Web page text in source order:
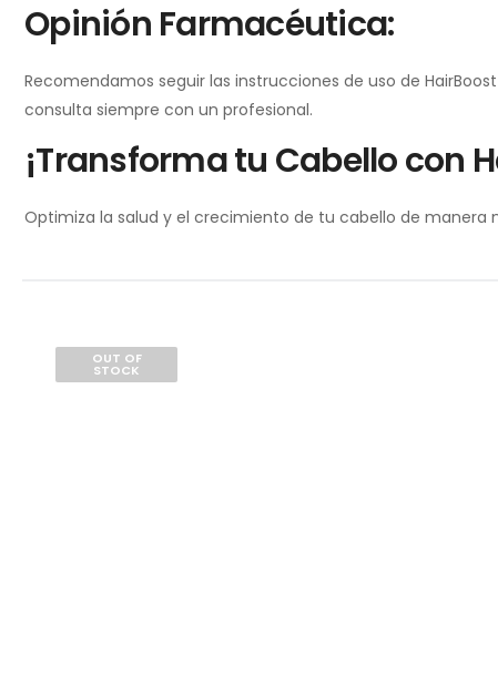
Opinión Farmacéutica:
Recomendamos seguir las instrucciones de uso de
consulta siempre con un profesional.
¡Transforma tu Cabello con
Optimiza la salud y el crecimiento de tu cabello de manera
OUT OF
STOCK